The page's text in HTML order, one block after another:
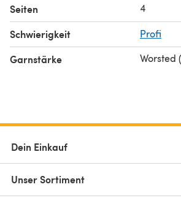
Seiten 4
Schwierigkeit Profi
Garnstärke Worsted
Dein Einkauf
Unser Sortiment